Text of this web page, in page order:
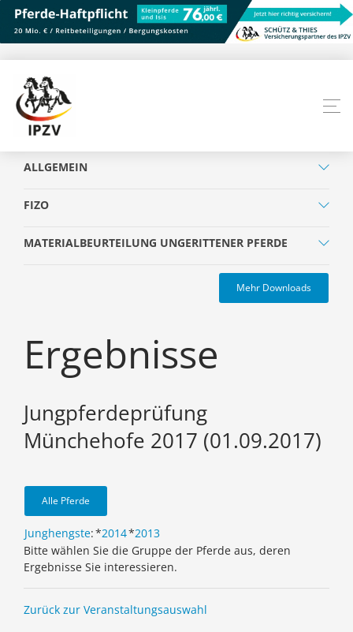
ALLGEMEIN
FIZO
MATERIALBEURTEILUNG UNGERITTENER PFERDE
Mehr Downloads
Ergebnisse
Jungpferdeprüfung
Münchehofe 2017 (01.09.2017)
Alle Pferde
Junghengste:*2014*2013
Bitte wählen Sie die Gruppe der Pferde aus, deren
Ergebnisse Sie interessieren.
Zurück zur Veranstaltungsauswahl